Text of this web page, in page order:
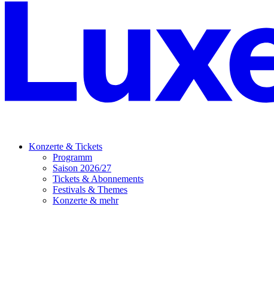
Konzerte & Tickets
Programm
Saison 2026/27
Tickets & Abonnements
Festivals & Themes
Konzerte & mehr